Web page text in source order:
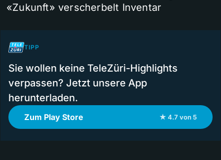
«Zukunft» verscherbelt Inventar
TIPP
Sie wollen keine TeleZüri-Highlights
verpassen? Jetzt unsere App
herunterladen.
Zum Play Store ★ 4.7 von 5